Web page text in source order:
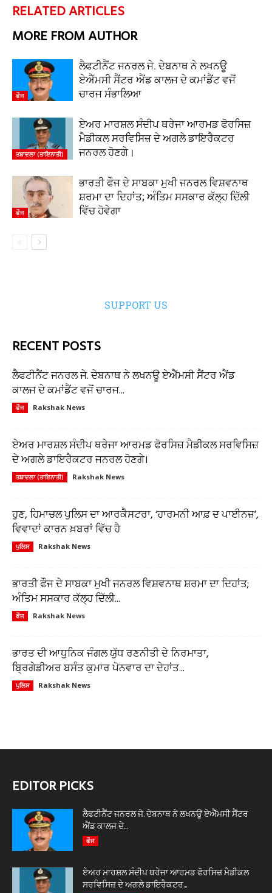
RELATED ARTICLES
MORE FROM AUTHOR
ਫੌਜ
ਲੈਫਟੀਨੈਂਟ ਜਨਰਲ ਜੇ. ਦੇਬਨਾਥ ਨੇ ਲਖਨਊ
ਏਐੱਮਸੀ ਸੈਂਟਰ ਐਂਡ ਕਾਲਜ ਦੇ ਕਮਾਂਡੈਂਟ ਵਜੋਂ
ਚਾਰਜ ਸੰਭਾਲਿਆ
ਤਬਾਦਲਾ (ਤਾਇਨਾਤੀ)
ਏਅਰ ਮਾਰਸ਼ਲ ਸੰਦੀਪ ਥਰੇਜਾ ਆਰਮਡ ਫੋਰਸਿਜ਼
ਮੈਡੀਕਲ ਸਰਵਿਸਿਜ਼ ਦੇ ਅਗਲੇ ਡਾਇਰੈਕਟਰ
ਜਨਰਲ ਹੋਣਗੇ।
ਫੌਜ
ਭਾਰਤੀ ਫੌਜ ਦੇ ਸਾਬਕਾ ਮੁਖੀ ਜਨਰਲ ਵਿਸ਼ਵਨਾਥ
ਸ਼ਰਮਾ ਦਾ ਦਿਹਾਂਤ; ਅੰਤਿਮ ਸਸਕਾਰ ਕੱਲ੍ਹ ਦਿੱਲੀ
ਵਿੱਚ ਹੋਵੇਗਾ
SUPPORT US
RECENT POSTS
ਲੈਫਟੀਨੈਂਟ ਜਨਰਲ ਜੇ. ਦੇਬਨਾਥ ਨੇ ਲਖਨਊ ਏਐੱਮਸੀ ਸੈਂਟਰ ਐਂਡ
ਕਾਲਜ ਦੇ ਕਮਾਂਡੈਂਟ ਵਜੋਂ ਚਾਰਜ...
ਫੌਜ Rakshak News
ਏਅਰ ਮਾਰਸ਼ਲ ਸੰਦੀਪ ਥਰੇਜਾ ਆਰਮਡ ਫੋਰਸਿਜ਼ ਮੈਡੀਕਲ ਸਰਵਿਸਿਜ਼
ਦੇ ਅਗਲੇ ਡਾਇਰੈਕਟਰ ਜਨਰਲ ਹੋਣਗੇ।
ਤਬਾਦਲਾ (ਤਾਇਨਾਤੀ) Rakshak News
ਹੁਣ, ਹਿਮਾਚਲ ਪੁਲਿਸ ਦਾ ਆਰਕੈਸਟਰਾ, ‘ਹਾਰਮਨੀ ਆਫ਼ ਦ ਪਾਈਨਜ਼’,
ਵਿਵਾਦਾਂ ਕਾਰਨ ਖ਼ਬਰਾਂ ਵਿੱਚ ਹੈ
ਪੁਲਿਸ Rakshak News
ਭਾਰਤੀ ਫੌਜ ਦੇ ਸਾਬਕਾ ਮੁਖੀ ਜਨਰਲ ਵਿਸ਼ਵਨਾਥ ਸ਼ਰਮਾ ਦਾ ਦਿਹਾਂਤ;
ਅੰਤਿਮ ਸਸਕਾਰ ਕੱਲ੍ਹ ਦਿੱਲੀ...
ਫੌਜ Rakshak News
ਭਾਰਤ ਦੀ ਆਧੁਨਿਕ ਜੰਗਲ ਯੁੱਧ ਰਣਨੀਤੀ ਦੇ ਨਿਰਮਾਤਾ,
ਬ੍ਰਿਗੇਡੀਅਰ ਬਸੰਤ ਕੁਮਾਰ ਪੋਨਵਾਰ ਦਾ ਦੇਹਾਂਤ...
ਪੁਲਿਸ Rakshak News
EDITOR PICKS
ਲੈਫਟੀਨੈਂਟ ਜਨਰਲ ਜੇ. ਦੇਬਨਾਥ ਨੇ ਲਖਨਊ ਏਐੱਮਸੀ ਸੈਂਟਰ
ਐਂਡ ਕਾਲਜ ਦੇ...
ਫੌਜ
ਏਅਰ ਮਾਰਸ਼ਲ ਸੰਦੀਪ ਥਰੇਜਾ ਆਰਮਡ ਫੋਰਸਿਜ਼ ਮੈਡੀਕਲ
ਸਰਵਿਸਿਜ਼ ਦੇ ਅਗਲੇ ਡਾਇਰੈਕਟਰ...